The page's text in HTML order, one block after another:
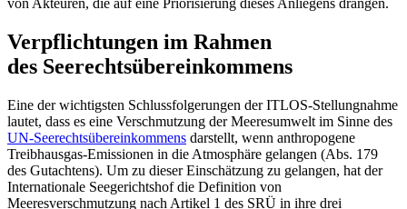
von Akteuren, die auf eine Priorisierung dieses Anliegens drängen.
Verpflichtungen im Rahmen
des Seerechtsübereinkommens
Eine der wichtigsten Schlussfolgerungen der ITLOS-Stellungnahme
lautet, dass es eine Verschmutzung der Meeresumwelt im Sinne des
UN-Seerechtsübereinkommens darstellt, wenn anthropogene
Treibhausgas-Emissionen in die Atmosphäre gelangen (Abs. 179
des Gutachtens). Um zu dieser Einschätzung zu gelangen, hat der
Inter­nationale Seegerichtshof die Definition von
Meeresverschmutzung nach Artikel 1 des SRÜ in ihre drei